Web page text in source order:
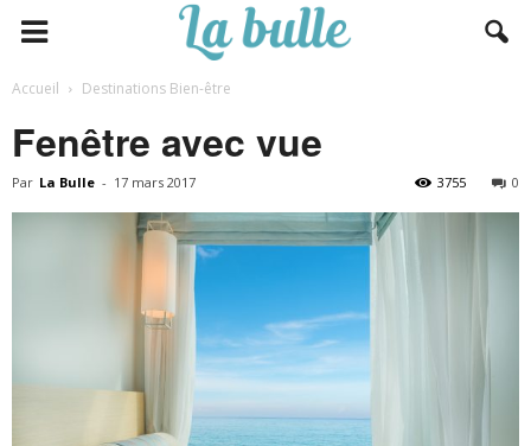
Accueil Destinations Bien-être
Fenêtre avec vue
Par La Bulle - 17 mars 2017 0
3755